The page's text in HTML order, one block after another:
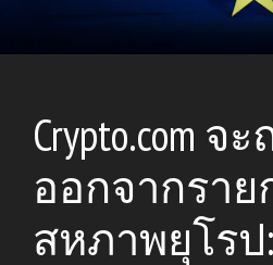
Crypto.com จ
ออกจากราย
สหภาพยุโรป